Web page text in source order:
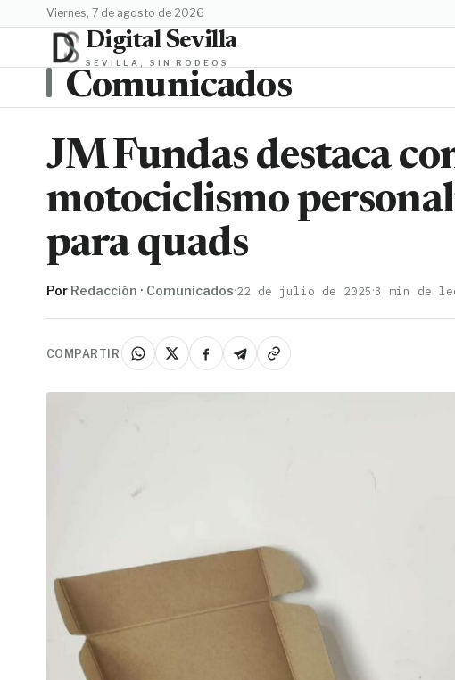
viernes, 7 de agosto de 2026
Digital Sevilla
SEVILLA, SIN RODEOS
Comunicados
JM Fundas destaca
motociclismo
para quads
Por Redacción · Comunicados·22 de julio de 2025·3 min de
COMPARTIR